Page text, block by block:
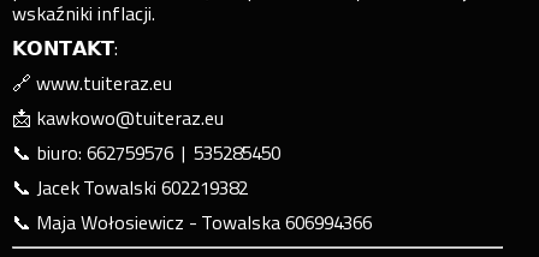
wskaźniki inflacji.
𝗞𝗢𝗡𝗧𝗔𝗞𝗧:
🔗 www.tuiteraz.eu
📩 kawkowo@tuiteraz.eu
📞 biuro: 662759576 | 535285450
📞 Jacek Towalski 602219382
📞 Maja Wołosiewicz - Towalska 606994366